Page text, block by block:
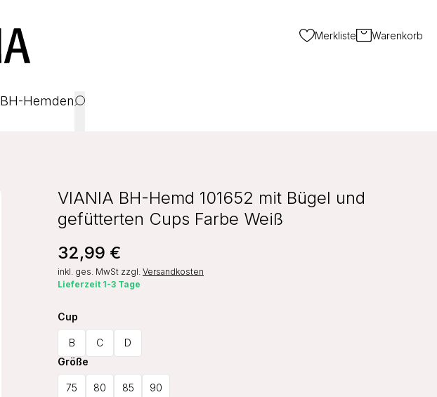
Merkliste Warenkorb
BH-Hemden
VIANIA BH-Hemd 101652 mit Bügel und
gefütterten Cups Farbe Weiß
32,99 €
inkl. ges. MwSt zzgl. Versandkosten
Lieferzeit 1-3 Tage
Cup
B C
D
Größe
75 80 85
90